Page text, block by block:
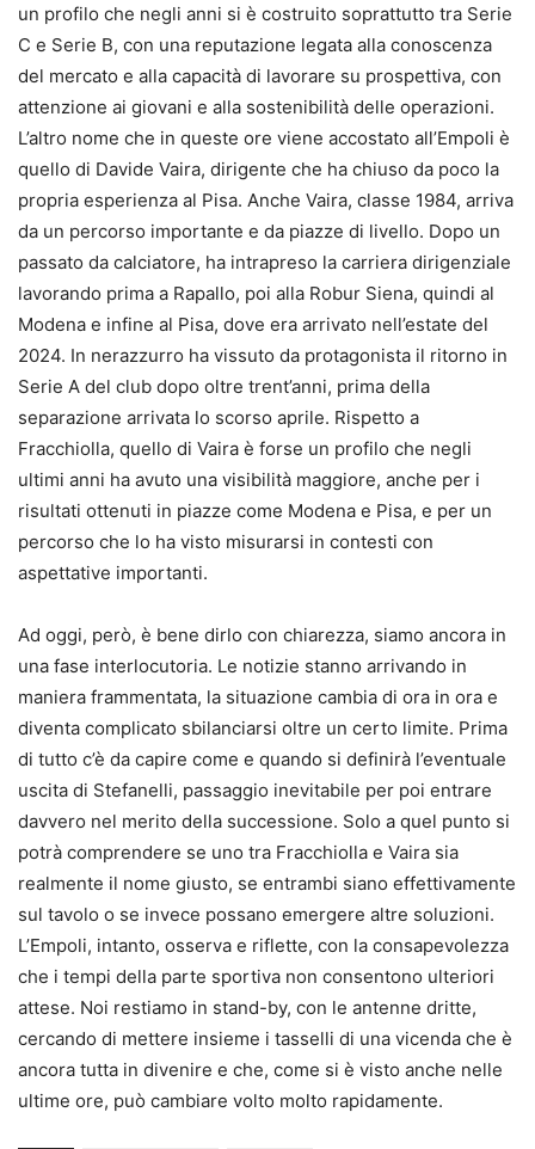
un profilo che negli anni si è costruito soprattutto tra Serie
C e Serie B, con una reputazione legata alla conoscenza
del mercato e alla capacità di lavorare su prospettiva, con
attenzione ai giovani e alla sostenibilità delle operazioni.
L’altro nome che in queste ore viene accostato all’Empoli è
quello di Davide Vaira, dirigente che ha chiuso da poco la
propria esperienza al Pisa. Anche Vaira, classe 1984, arriva
da un percorso importante e da piazze di livello. Dopo un
passato da calciatore, ha intrapreso la carriera dirigenziale
lavorando prima a Rapallo, poi alla Robur Siena, quindi al
Modena e infine al Pisa, dove era arrivato nell’estate del
2024. In nerazzurro ha vissuto da protagonista il ritorno in
Serie A del club dopo oltre trent’anni, prima della
separazione arrivata lo scorso aprile. Rispetto a
Fracchiolla, quello di Vaira è forse un profilo che negli
ultimi anni ha avuto una visibilità maggiore, anche per i
risultati ottenuti in piazze come Modena e Pisa, e per un
percorso che lo ha visto misurarsi in contesti con
aspettative importanti.
Ad oggi, però, è bene dirlo con chiarezza, siamo ancora in
una fase interlocutoria. Le notizie stanno arrivando in
maniera frammentata, la situazione cambia di ora in ora e
diventa complicato sbilanciarsi oltre un certo limite. Prima
di tutto c’è da capire come e quando si definirà l’eventuale
uscita di Stefanelli, passaggio inevitabile per poi entrare
davvero nel merito della successione. Solo a quel punto si
potrà comprendere se uno tra Fracchiolla e Vaira sia
realmente il nome giusto, se entrambi siano effettivamente
sul tavolo o se invece possano emergere altre soluzioni.
L’Empoli, intanto, osserva e riflette, con la consapevolezza
che i tempi della parte sportiva non consentono ulteriori
attese. Noi restiamo in stand-by, con le antenne dritte,
cercando di mettere insieme i tasselli di una vicenda che è
ancora tutta in divenire e che, come si è visto anche nelle
ultime ore, può cambiare volto molto rapidamente.